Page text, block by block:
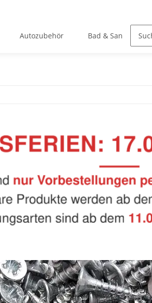
Autozubehör Bad & Sanitär